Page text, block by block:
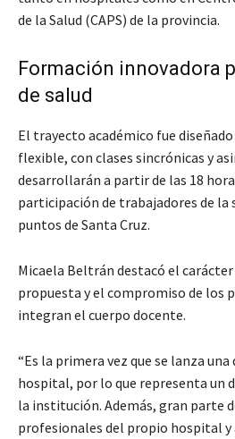
de la Salud (CAPS) de la provincia.
Formación innovadora
de salud
El trayecto académico fue
flexible, con clases sincrónicas y
desarrollarán a partir de las 18
participación de trabajadores de la
puntos de Santa Cruz.
Micaela Beltrán destacó el
propuesta y el compromiso de los
integran el cuerpo docente.
“Es la primera vez que se lanza
hospital, por lo que representa un
la institución. Además, gran parte
profesionales del propio hospital